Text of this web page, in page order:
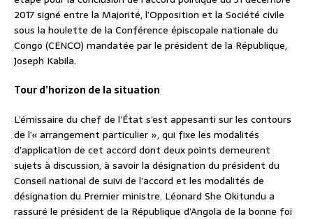
2017 signé entre la Majorité, l’Opposition et la Société civile
sous la houlette de la Conférence épiscopale nationale du
Congo (CENCO) mandatée par le président de la République,
Joseph Kabila.
Tour d’horizon de la situation
L’émissaire du chef de l’État s’est appesanti sur les contours
de l’« arrangement particulier », qui fixe les modalités
d’application de cet accord dont deux points demeurent
sujets à discussion, à savoir la désignation du président du
Conseil national de suivi de l’accord et les modalités de
désignation du Premier ministre. Léonard She Okitundu a
rassuré le président de la République d’Angola de la bonne foi